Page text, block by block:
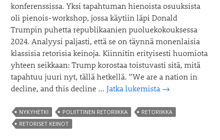
konferenssissa. Yksi tapahtuman hienoista osuuksista
oli pienois-workshop, jossa käytiin läpi Donald
Trumpin puhetta republikaanien puoluekokouksessa
2024. Analyysi paljasti, että se on täynnä monenlaisia
klassisia retorisia keinoja. Kiinnitin erityisesti huomiota
yhteen seikkaan: Trump korostaa toistuvasti sitä, mitä
tapahtuu juuri nyt, tällä hetkellä. “We are a nation in
decline, and this decline …Jatka lukemista Miksi
on
→
NYKYHETKI POLIITTINEN RETORIIKKA
RETORIIKKA
RETORISET KEINOT